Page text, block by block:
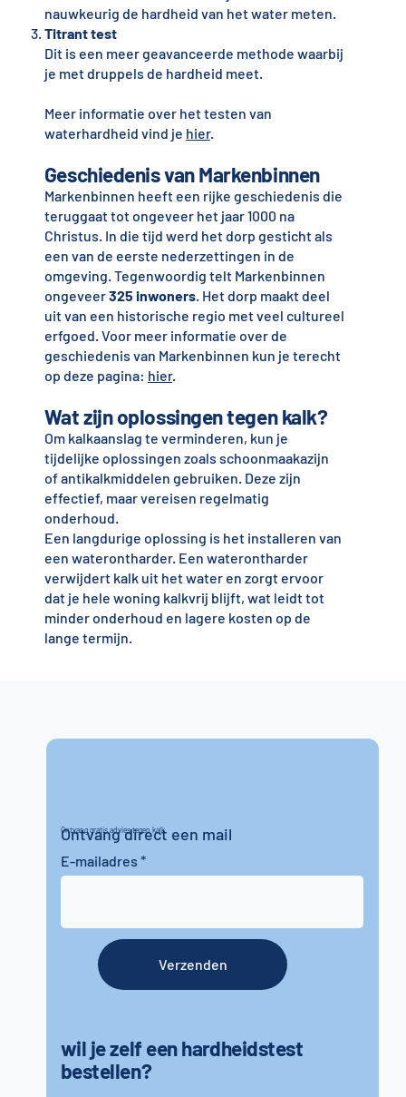
nauwkeurig de hardheid van het water meten.
Titrant test
Dit is een meer geavanceerde methode waarbij
je met druppels de hardheid meet.
Meer informatie over het testen van
waterhardheid vind je hier.
Geschiedenis van Markenbinnen
Markenbinnen heeft een rijke geschiedenis die
teruggaat tot ongeveer het jaar 1000 na
Christus. In die tijd werd het dorp gesticht als
een van de eerste nederzettingen in de
omgeving. Tegenwoordig telt Markenbinnen
ongeveer325 inwoners. Het dorp maakt deel
uit van een historische regio met veel cultureel
erfgoed. Voor meer informatie over de
geschiedenis van Markenbinnen kun je terecht
op deze pagina: hier.
Wat zijn oplossingen tegen kalk?
Om kalkaanslag te verminderen, kun je
tijdelijke oplossingen zoals schoonmaakazijn
of antikalkmiddelen gebruiken. Deze zijn
effectief, maar vereisen regelmatig
onderhoud.
Een langdurige oplossing is het installeren van
een waterontharder. Een waterontharder
verwijdert kalk uit het water en zorgt ervoor
dat je hele woning kalkvrij blijft, wat leidt tot
minder onderhoud en lagere kosten op de
lange termijn.
Ontvang gratis advies tegen kalk
Ontvang direct een mail
wil je zelf een hardheidstest
bestellen?
E-mailadres
Verzenden